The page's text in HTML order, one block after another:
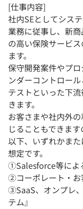
[仕事内容]
社内SEとしてシス
業務に従事し、新
の高い保険サービ
ます。
保守開発案件やプ
ンダーコントロー
テストといった下
きます。
お客さまや社内外
じることもできま
以下、いずれかま
想定です。
①Salesforce等によ
②コーポレート・お
③SaaS、オンプレ
テム』